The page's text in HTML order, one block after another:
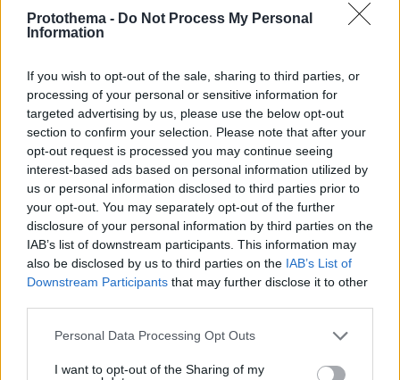
Protothema - Do Not Process My Personal
Information
If you wish to opt-out of the sale, sharing to third parties, or
processing of your personal or sensitive information for
targeted advertising by us, please use the below opt-out
section to confirm your selection. Please note that after your
opt-out request is processed you may continue seeing
interest-based ads based on personal information utilized by
us or personal information disclosed to third parties prior to
your opt-out. You may separately opt-out of the further
disclosure of your personal information by third parties on the
IAB’s list of downstream participants. This information may
also be disclosed by us to third parties on the IAB’s List of
Downstream Participants that may further disclose it to other
Please note that this website/app uses one or more Google
not limited to your visit or usage behaviour. You may click to
Personal Data Processing Opt Outs
I want to opt-out of the Sharing of my
100.00%
Όλα καλά για το... ελικοδρόμιο
Σαρακήνικο: Χειριστής και ιδιοκτήτης
έστειλαν δικηγόρο και «κινδυνεύουν»
με ένα πρόστιμο
10.08.2026, 11:46 84
Καρυστιανού: Περιμένω αποδείξεις
από τον Αυγερινό, θα υπάρξουν
νομικές συνέπειες για όσους δεν